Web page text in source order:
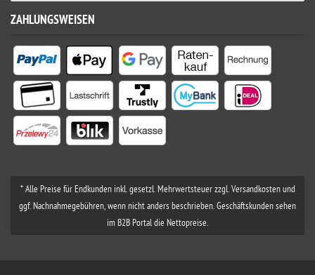
ZAHLUNGSWEISEN
* Alle Preise für Endkunden inkl. gesetzl. Mehrwertsteuer zzgl. Versandkosten und
ggf. Nachnahmegebühren, wenn nicht anders beschrieben. Geschäftskunden sehen
im B2B Portal die Nettopreise.